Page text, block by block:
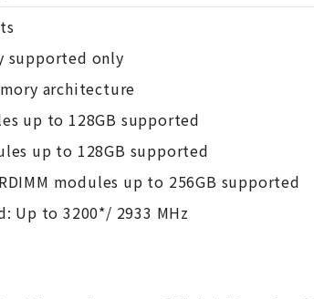
supported only
architecture
up to 128GB supported
up to 128GB supported
modules up to 256GB supported
Up to 3200*/ 2933 MHz